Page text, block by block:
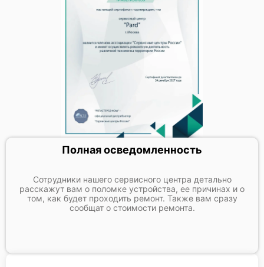
Полная осведомленность
Сотрудники нашего сервисного центра детально
расскажут вам о поломке устройства, ее причинах и о
том, как будет проходить ремонт. Также вам сразу
сообщат о стоимости ремонта.